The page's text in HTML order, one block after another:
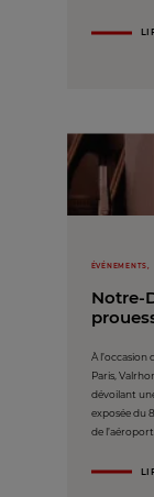
ÉVÉNEMENTS,
Notre-
À
Paris,
dévoilant
exposée du
de